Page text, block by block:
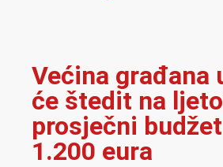
Većina građana
će štedit na
prosječni
1.200 eura